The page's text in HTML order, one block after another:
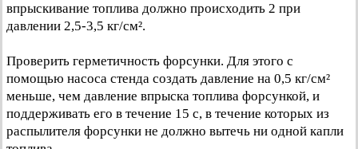
впрыскивание топлива должно происходить 2 при
давлении 2,5-3,5 кг/см².
Проверить герметичность форсунки. Для этого с
помощью насоса стенда создать давление на 0,5 кг/см²
меньше, чем давление впрыска топлива форсункой, и
поддерживать его в течение 15 с, в течение которых из
распылителя форсунки не должно вытечь ни одной капли